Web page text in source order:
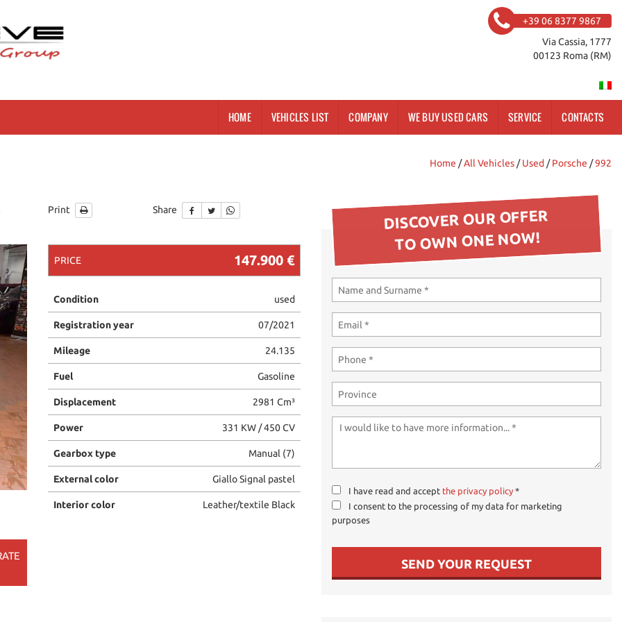
+39 06 8377 9867
Via Cassia, 1777
00123 Roma (RM)
HOME VEHICLES LIST COMPANY WE BUY USED CARS SERVICE CONTACTS
Home /All Vehicles /Used /Porsche /992
Print Share
PRICE 147.900 €
Condition used
Registration year 07/2021
Mileage 24.135
Fuel Gasoline
Displacement 2981 Cm³
Power 331 KW / 450 CV
Gearbox type Manual (7)
External color Giallo Signal pastel
Interior color Leather/textile Black
DISCOVER OUR OFFER
TO OWN ONE NOW!
I have read and accept the privacy policy *
I consent to the processing of my data for marketing
purposes
SEND YOUR REQUEST